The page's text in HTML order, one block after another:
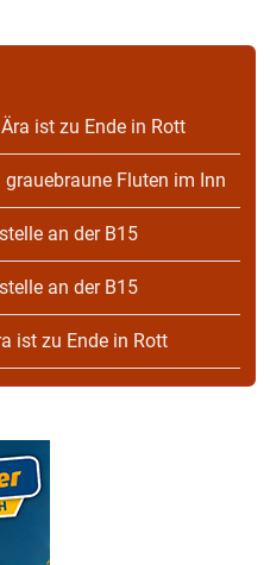
Ära ist zu Ende in Rott
grauebraune Fluten im Inn
an der B15
an der B15
ist zu Ende in Rott